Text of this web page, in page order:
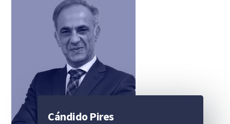
Cándido Pires